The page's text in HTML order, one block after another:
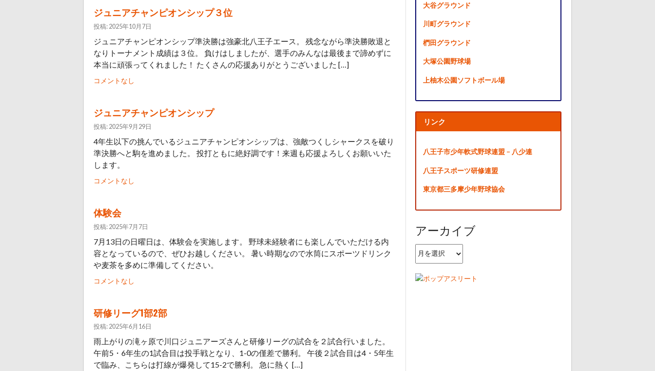
ジュニアチャンピオンシップ３位
投稿: 2025年10月7日
ジュニアチャンピオンシップ準決勝は強豪北八王子エース。 残念ながら準決勝敗退と
なりトーナメント成績は３位。 負けはしましたが、選手のみんなは最後まで諦めずに
本当に頑張ってくれました！ たくさんの応援ありがとうございました […]
コメントなし
ジュニアチャンピオンシップ
投稿: 2025年9月29日
4年生以下の挑んでいるジュニアチャンピオンシップは、強敵つくしシャークスを破り
準決勝へと駒を進めました。 投打ともに絶好調です！来週も応援よろしくお願いいた
します。
コメントなし
体験会
投稿: 2025年7月7日
7月13日の日曜日は、体験会を実施します。 野球未経験者にも楽しんでいただける内
容となっているので、ぜひお越しください。 暑い時期なので水筒にスポーツドリンク
や麦茶を多めに準備してください。
コメントなし
研修リーグ1部2部
投稿: 2025年6月16日
雨上がりの滝ヶ原で川口ジュニアーズさんと研修リーグの試合を２試合行いました。
午前5・6年生の1試合目は投手戦となり、1-0の僅差で勝利。 午後２試合目は4・5年生
で臨み、こちらは打線が爆発して15-2で勝利。 急に熱く […]
大谷グラウンド
川町グラウンド
椚田グラウンド
大塚公園野球場
上柚木公園ソフトボール場
リンク
八王子市少年軟式野球連盟 – 八少連
八王子スポーツ研修連盟
東京都三多摩少年野球協会
アーカイブ
ア
ー
イ